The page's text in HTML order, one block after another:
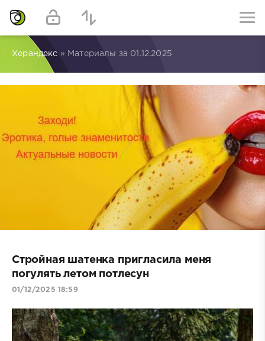
Херандекс » Материалы за 01.12.2025
Стройная шатенка пригласила меня
погулять летом потлесун
01/12/2025 18:59